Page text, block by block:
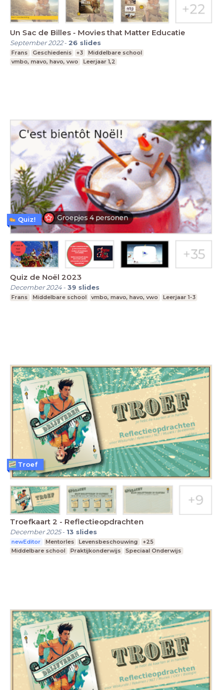
Un Sac de Billes - Movies that Matter Educatie
September 2022- 26 slides
Frans Geschiedenis +3
Middelbare school
vmbo, mavo, havo, vwo
Leerjaar 1,2
Quiz de Noël 2023
December 2024-39 slides
Frans Middelbare school vmbo, mavo, havo, vwo Leerjaar 1-3
Quiz!
Troefkaart 2 - Reflectieopdrachten
December 2025- 13 slides
newEditor Mentorles Levensbeschouwing
+25
Middelbare school
Praktijkonderwijs Speciaal Onderwijs
Troef